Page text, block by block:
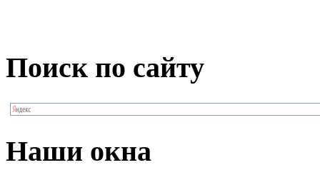
Поиск по сайту
Наши окна